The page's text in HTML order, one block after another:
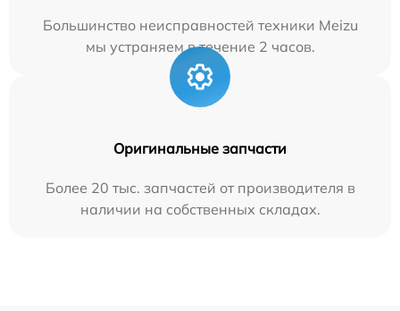
Большинство неисправностей техники Meizu
мы устраняем в течение 2 часов.
Оригинальные запчасти
Более 20 тыс. запчастей от производителя в
наличии на собственных складах.